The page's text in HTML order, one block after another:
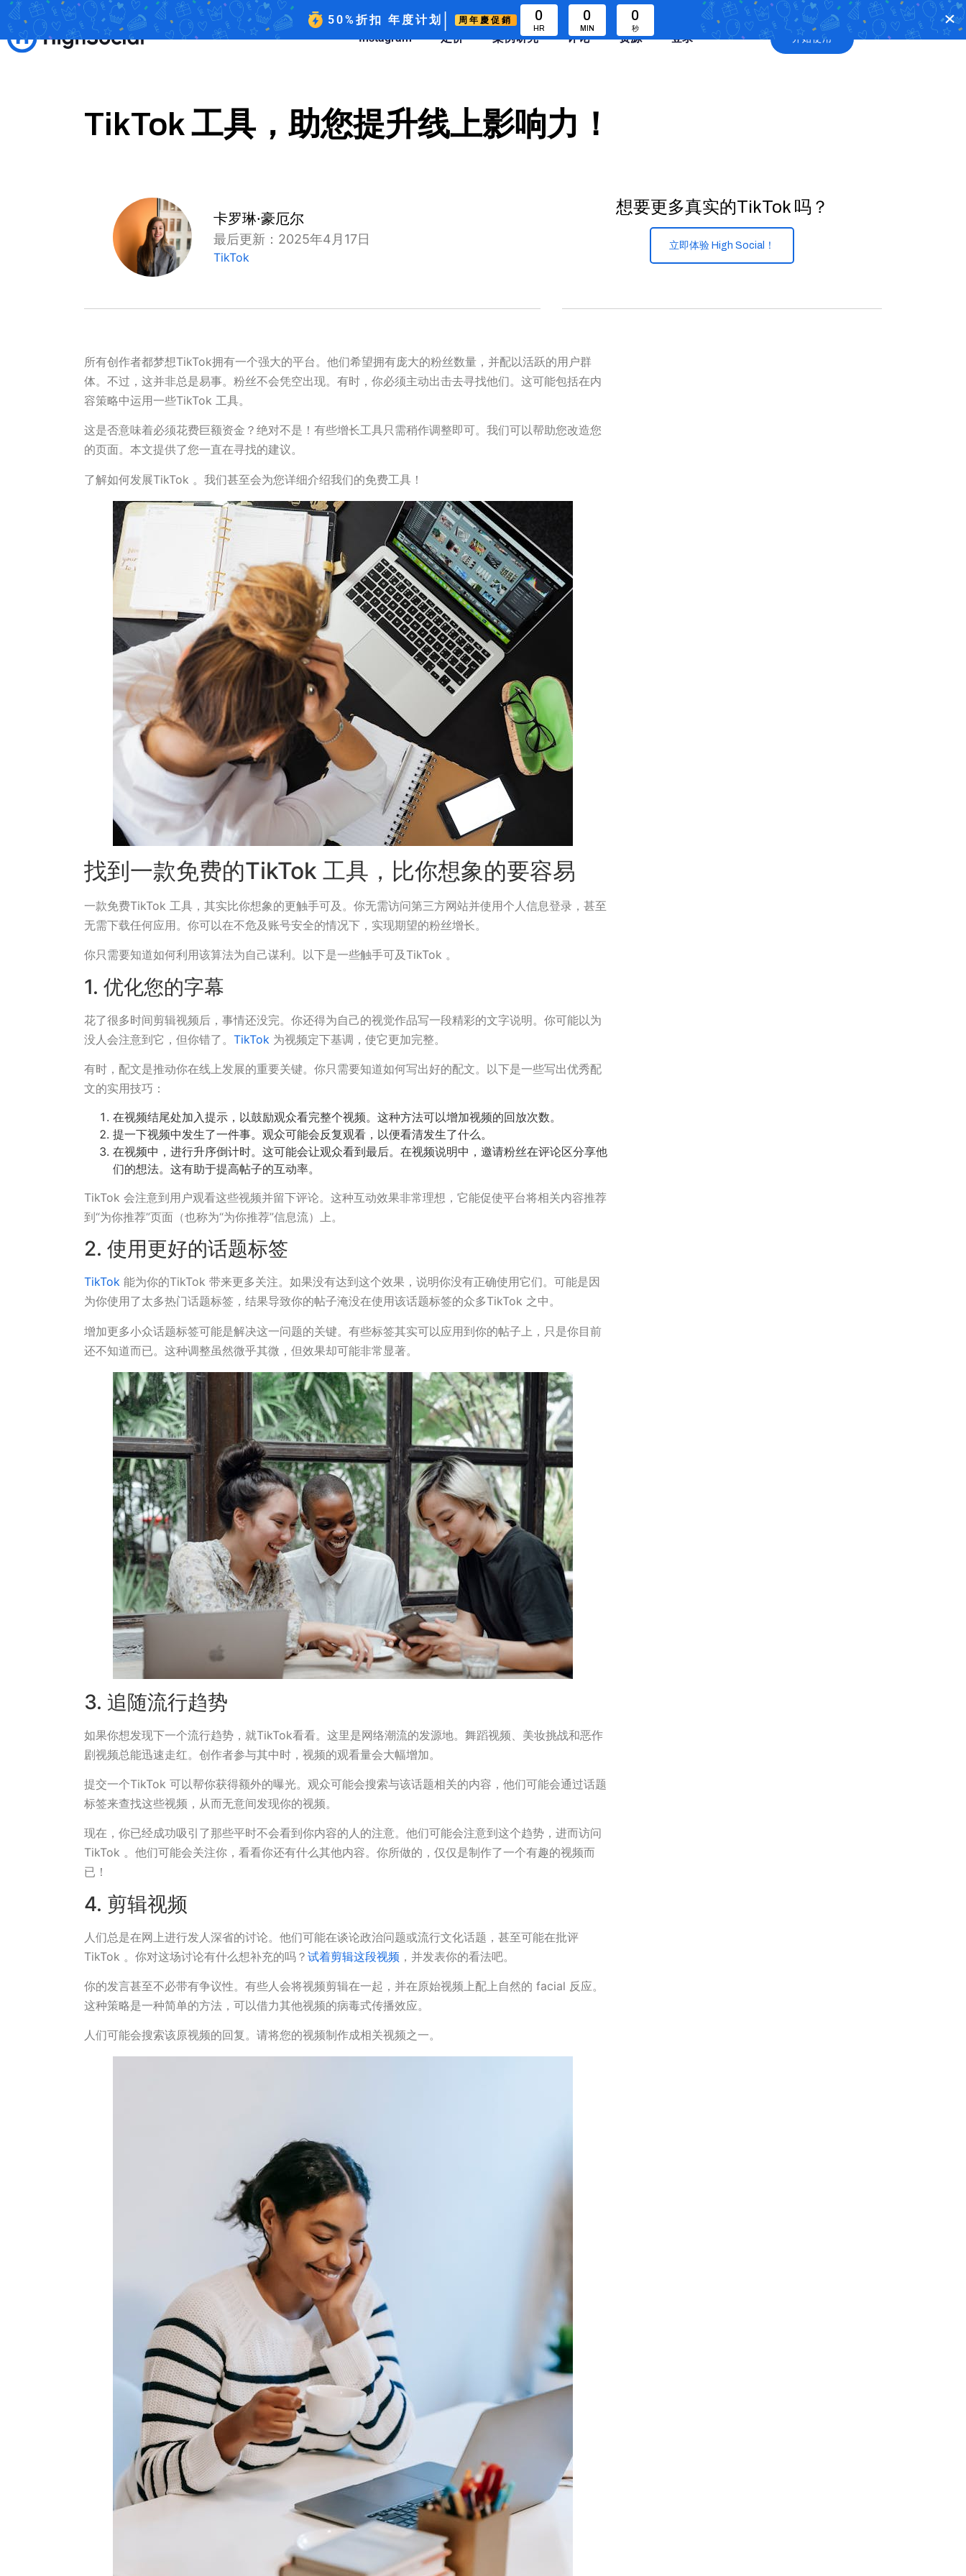
50%折扣年度计划 | 周年慶促銷 0
HR
0
MIN
0
秒
Instagram 定价 案例研究 评论 资源 登录 开始使用
TikTok 工具，助您提升线上影响力！
卡罗琳·豪厄尔
最后更新：2025年4月17日
TikTok
想要更多真实的TikTok 吗？
立即体验 High Social！
所有创作者都梦想TikTok拥有一个强大的平台。他们希望拥有庞大的粉丝数量，并配以活跃的用户群
体。不过，这并非总是易事。粉丝不会凭空出现。有时，你必须主动出击去寻找他们。这可能包括在内
容策略中运用一些TikTok 工具。
这是否意味着必须花费巨额资金？绝对不是！有些增长工具只需稍作调整即可。我们可以帮助您改造您
的页面。本文提供了您一直在寻找的建议。
了解如何发展TikTok 。我们甚至会为您详细介绍我们的免费工具！
找到一款免费的TikTok 工具，比你想象的要容易
一款免费TikTok 工具，其实比你想象的更触手可及。你无需访问第三方网站并使用个人信息登录，甚至
无需下载任何应用。你可以在不危及账号安全的情况下，实现期望的粉丝增长。
你只需要知道如何利用该算法为自己谋利。以下是一些触手可及TikTok 。
1. 优化您的字幕
花了很多时间剪辑视频后，事情还没完。你还得为自己的视觉作品写一段精彩的文字说明。你可能以为
没人会注意到它，但你错了。 TikTok 为视频定下基调，使它更加完整。
有时，配文是推动你在线上发展的重要关键。你只需要知道如何写出好的配文。以下是一些写出优秀配
文的实用技巧：
在视频结尾处加入提示，以鼓励观众看完整个视频。这种方法可以增加视频的回放次数。
提一下视频中发生了一件事。观众可能会反复观看，以便看清发生了什么。
在视频中，进行升序倒计时。这可能会让观众看到最后。在视频说明中，邀请粉丝在评论区分享他
们的想法。这有助于提高帖子的互动率。
TikTok 会注意到用户观看这些视频并留下评论。这种互动效果非常理想，它能促使平台将相关内容推荐
到“为你推荐”页面（也称为“为你推荐”信息流）上。
2. 使用更好的话题标签
TikTok 能为你的TikTok 带来更多关注。如果没有达到这个效果，说明你没有正确使用它们。可能是因
为你使用了太多热门话题标签，结果导致你的帖子淹没在使用该话题标签的众多TikTok 之中。
增加更多小众话题标签可能是解决这一问题的关键。有些标签其实可以应用到你的帖子上，只是你目前
还不知道而已。这种调整虽然微乎其微，但效果却可能非常显著。
3. 追随流行趋势
如果你想发现下一个流行趋势，就TikTok看看。这里是网络潮流的发源地。舞蹈视频、美妆挑战和恶作
剧视频总能迅速走红。创作者参与其中时，视频的观看量会大幅增加。
提交一个TikTok 可以帮你获得额外的曝光。观众可能会搜索与该话题相关的内容，他们可能会通过话题
标签来查找这些视频，从而无意间发现你的视频。
现在，你已经成功吸引了那些平时不会看到你内容的人的注意。他们可能会注意到这个趋势，进而访问
TikTok 。他们可能会关注你，看看你还有什么其他内容。你所做的，仅仅是制作了一个有趣的视频而
已！
4. 剪辑视频
人们总是在网上进行发人深省的讨论。他们可能在谈论政治问题或流行文化话题，甚至可能在批评
TikTok 。你对这场讨论有什么想补充的吗？ 试着剪辑这段视频 ，并发表你的看法吧。
你的发言甚至不必带有争议性。有些人会将视频剪辑在一起，并在原始视频上配上自然的 facial 反应。
这种策略是一种简单的方法，可以借力其他视频的病毒式传播效应。
人们可能会搜索该原视频的回复。请将您的视频制作成相关视频之一。